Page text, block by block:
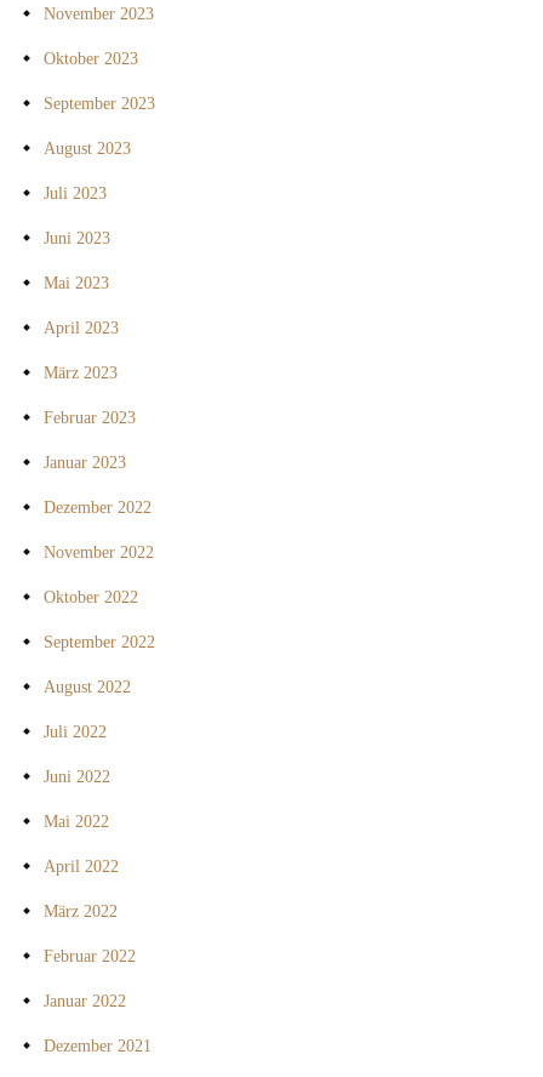
November 2023
Oktober 2023
September 2023
August 2023
Juli 2023
Juni 2023
Mai 2023
April 2023
März 2023
Februar 2023
Januar 2023
Dezember 2022
November 2022
Oktober 2022
September 2022
August 2022
Juli 2022
Juni 2022
Mai 2022
April 2022
März 2022
Februar 2022
Januar 2022
Dezember 2021